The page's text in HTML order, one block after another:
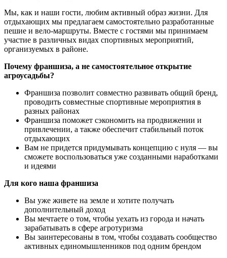
Мы, как и наши гости, любим активный образ жизни. Для
отдыхающих мы предлагаем самостоятельно разработанные
пешие и вело-маршруты. Вместе с гостями мы принимаем
участие в различных видах спортивных мероприятий,
организуемых в районе.
Почему франшиза, а не самостоятельное открытие
агроусадьбы?
Франшиза позволит совместно развивать общий бренд,
проводить совместные спортивные мероприятия в
разных районах
Франшиза поможет сэкономить на продвижении и
привлечении, а также обеспечит стабильный поток
отдыхающих
Вам не придется придумывать концепцию с нуля — вы
сможете воспользоваться уже созданными наработками
и идеями
Для кого наша франшиза
Вы уже живете на земле и хотите получать
дополнительный доход
Вы мечтаете о том, чтобы уехать из города и начать
зарабатывать в сфере агротуризма
Вы заинтересованы в том, чтобы создавать сообщество
активных единомышленников под одним брендом